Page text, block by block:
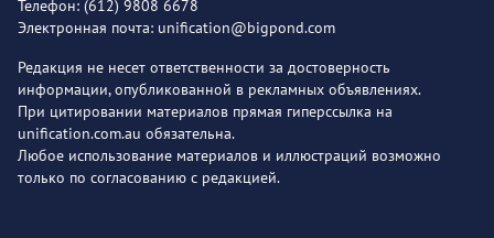
Телефон: (612) 9808 6678
Электронная почта: unification@bigpond.com
Редакция не несет ответственности за достоверность
информации, опубликованной в рекламных объявлениях.
При цитировании материалов прямая гиперссылка на
unification.com.au обязательна.
Любое использование материалов и иллюстраций возможно
только по согласованию с редакцией.